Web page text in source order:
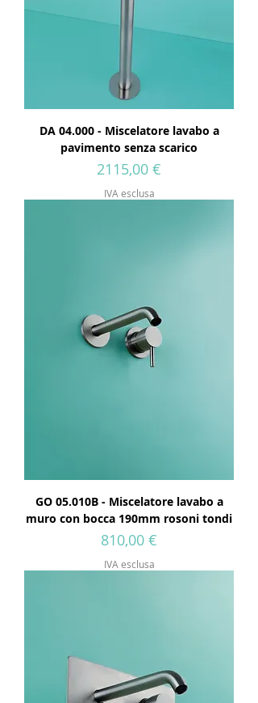
DA 04.000 - Miscelatore lavabo a
pavimento senza scarico
Prezzo
2115,00 €
IVA esclusa
GO 05.010B - Miscelatore lavabo a
muro con bocca 190mm rosoni tondi
Prezzo
810,00 €
IVA esclusa